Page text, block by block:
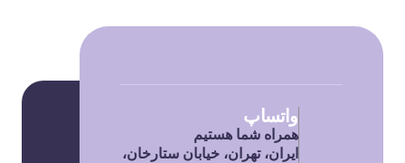
ایران، تهران، خیابان ستارخان،
واتساپ
همراه شما هستیم